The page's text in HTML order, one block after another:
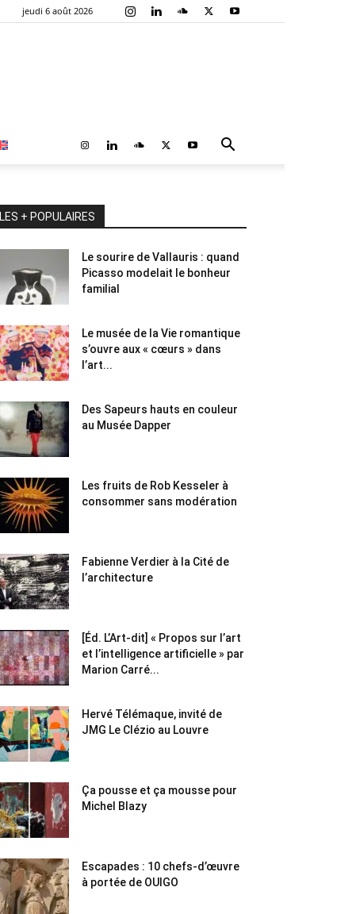
jeudi 6 août 2026
LES + POPULAIRES
Le sourire de Vallauris : quand
Picasso modelait le bonheur
familial
Le musée de la Vie romantique
s’ouvre aux « cœurs » dans
l’art...
Des Sapeurs hauts en couleur
au Musée Dapper
Les fruits de Rob Kesseler à
consommer sans modération
Fabienne Verdier à la Cité de
l’architecture
[Éd. L’Art-dit] « Propos sur l’art
et l’intelligence artificielle » par
Marion Carré...
Hervé Télémaque, invité de
JMG Le Clézio au Louvre
Ça pousse et ça mousse pour
Michel Blazy
Escapades : 10 chefs-d’œuvre
à portée de OUIGO